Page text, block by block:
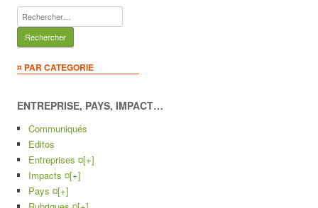
Rechercher :
¤ PAR CATEGORIE
ENTREPRISE, PAYS, IMPACT…
Communiqués
Editos
Entreprises ¤[+]
Impacts ¤[+]
Pays ¤[+]